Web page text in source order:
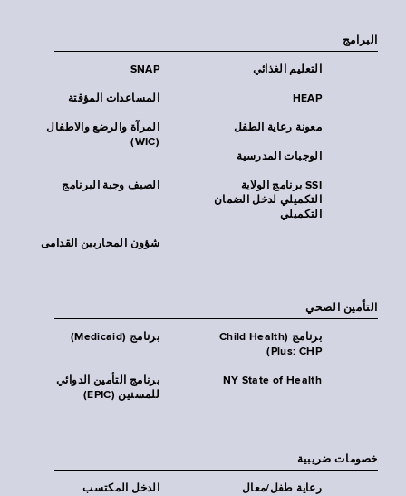
البرامج
SNAP التعليم الغذائي
المساعدات المؤقتة HEAP
المرآة والرضع والاطفال
(WIC)
معونة رعاية الطفل
الوجبات المدرسية
الصيف وجبة البرنامج
SSI برنامج الولاية
التكميلي لدخل الضمان
التكميلي
شؤون المحاربين القدامى
التأمين الصحي
برنامج (Medicaid)
برنامج (Child Health
Plus: CHP)
برنامج التأمين الدوائي
للمسنين (EPIC)
NY State of Health
خصومات ضريبية
الدخل المكتسب رعاية طفل/معال